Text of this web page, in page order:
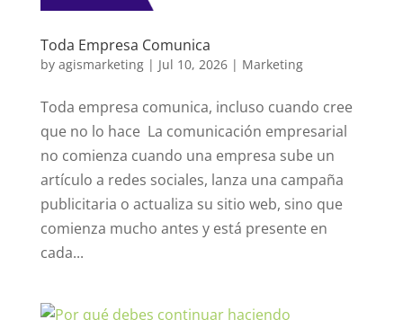
Toda Empresa Comunica
by agismarketing| Jul 10, 2026| Marketing
Toda empresa comunica, incluso cuando cree
que no lo hace La comunicación empresarial
no comienza cuando una empresa sube un
artículo a redes sociales, lanza una campaña
publicitaria o actualiza su sitio web, sino que
comienza mucho antes y está presente en
cada...